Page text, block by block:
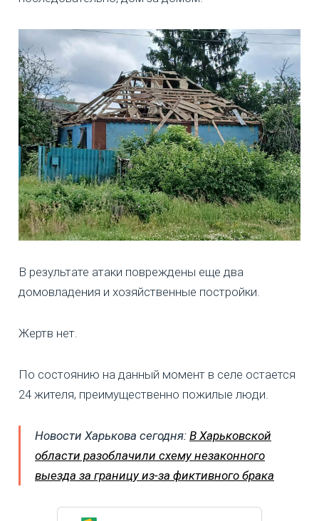
В результате атаки повреждены еще два
домовладения и хозяйственные постройки.
Жертв нет.
По состоянию на данный момент в селе остается
24 жителя, преимущественно пожилые люди.
Новости Харькова сегодня: В Харьковской
области разоблачили схему незаконного
выезда за границу из-за фиктивного брака